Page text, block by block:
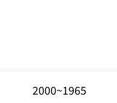
2000~1965